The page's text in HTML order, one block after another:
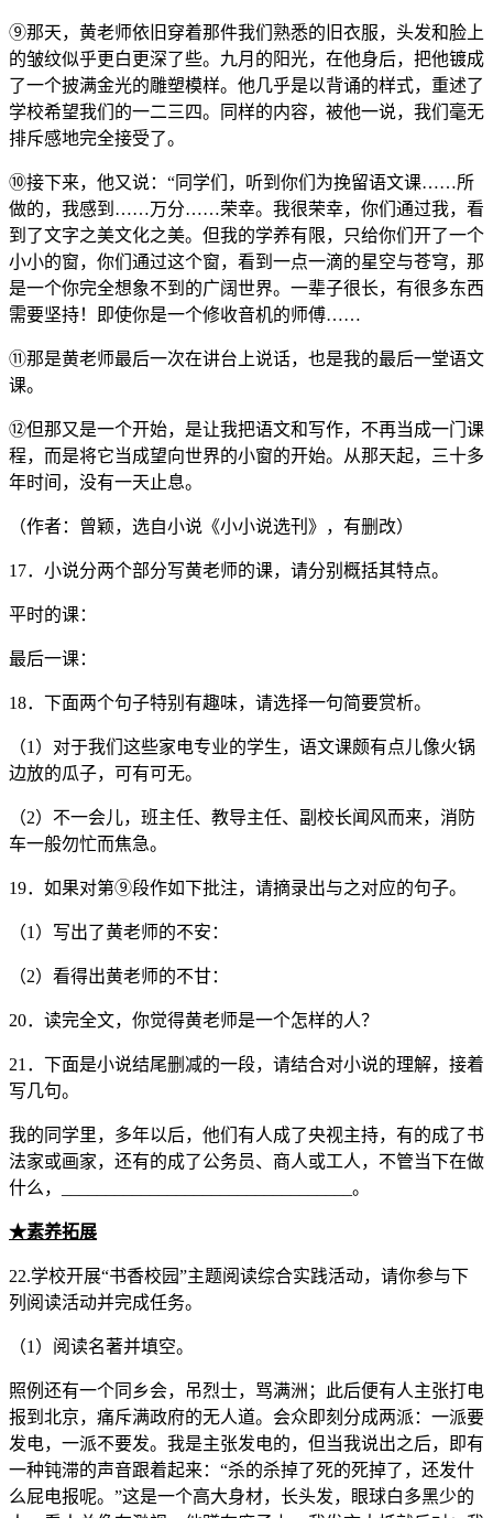
⑨那天，黄老师依旧穿着那件我们熟悉的旧衣服，头发和脸上
的皱纹似乎更白更深了些。九月的阳光，在他身后，把他镀成
了一个披满金光的雕塑模样。他几乎是以背诵的样式，重述了
学校希望我们的一二三四。同样的内容，被他一说，我们毫无
排斥感地完全接受了。
⑩接下来，他又说：“同学们，听到你们为挽留语文课……所
做的，我感到……万分……荣幸。我很荣幸，你们通过我，看
到了文字之美文化之美。但我的学养有限，只给你们开了一个
小小的窗，你们通过这个窗，看到一点一滴的星空与苍穹，那
是一个你完全想象不到的广阔世界。一辈子很长，有很多东西
需要坚持！即使你是一个修收音机的师傅……
⑪那是黄老师最后一次在讲台上说话，也是我的最后一堂语文
课。
⑫但那又是一个开始，是让我把语文和写作，不再当成一门课
程，而是将它当成望向世界的小窗的开始。从那天起，三十多
年时间，没有一天止息。
（作者：曾颖，选自小说《小小说选刊》，有删改）
17．小说分两个部分写黄老师的课，请分别概括其特点。
平时的课：
最后一课：
18．下面两个句子特别有趣味，请选择一句简要赏析。
（1）对于我们这些家电专业的学生，语文课颇有点儿像火锅
边放的瓜子，可有可无。
（2）不一会儿，班主任、教导主任、副校长闻风而来，消防
车一般勿忙而焦急。
19．如果对第⑨段作如下批注，请摘录出与之对应的句子。
（1）写出了黄老师的不安：
（2）看得出黄老师的不甘：
20．读完全文，你觉得黄老师是一个怎样的人？
21．下面是小说结尾删减的一段，请结合对小说的理解，接着
写几句。
我的同学里，多年以后，他们有人成了央视主持，有的成了书
法家或画家，还有的成了公务员、商人或工人，不管当下在做
什么，_________________________________。
★素养拓展
22.学校开展“书香校园”主题阅读综合实践活动，请你参与下
列阅读活动并完成任务。
（1）阅读名著并填空。
照例还有一个同乡会，吊烈士，骂满洲；此后便有人主张打电
报到北京，痛斥满政府的无人道。会众即刻分成两派：一派要
发电，一派不要发。我是主张发电的，但当我说出之后，即有
一种钝滞的声音跟着起来：“杀的杀掉了死的死掉了，还发什
么屁电报呢。”这是一个高大身材，长头发，眼球白多黑少的